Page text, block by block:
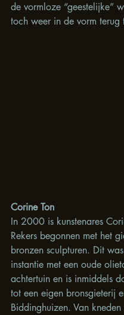
de vormloze “geestelijke”
toch weer in de vorm terug
Corine Ton
In 2000 is kunstenares
Rekers begonnen met het
bronzen sculpturen. Dit
instantie met een oude
achtertuin en is inmiddels
tot een eigen bronsgieterij
Biddinghuizen. Van